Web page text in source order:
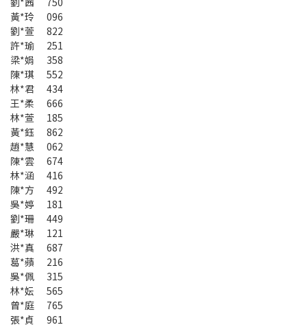
黃*玲 096
劉*萱 822
許*瑜 251
梁*娟 358
陳*琪 552
林*君 434
王*柔 666
林*萱 185
黃*鈺 862
趙*慧 062
陳*雲 674
林*涵 416
陳*方 492
吳*婷 181
劉*珊 449
嚴*琳 121
洪*真 687
葛*蘋 216
吳*佩 315
林*妘 565
曾*庭 765
張*貞 961